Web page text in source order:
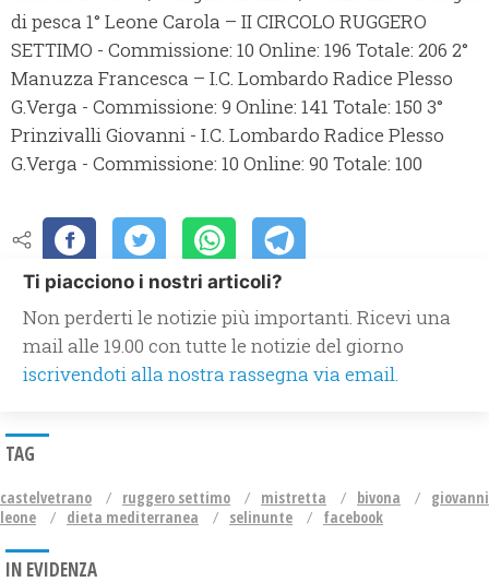
di pesca 1° Leone Carola – II CIRCOLO RUGGERO
SETTIMO - Commissione: 10 Online: 196 Totale: 206 2°
Manuzza Francesca – I.C. Lombardo Radice Plesso
G.Verga - Commissione: 9 Online: 141 Totale: 150 3°
Prinzivalli Giovanni - I.C. Lombardo Radice Plesso
G.Verga - Commissione: 10 Online: 90 Totale: 100
Ti piacciono i nostri articoli?
Non perderti le notizie più importanti. Ricevi una
mail alle 19.00 con tutte le notizie del giorno
iscrivendoti alla nostra rassegna via email.
TAG
castelvetrano ruggero settimo mistretta bivona
giovanni
leone
dieta mediterranea selinunte facebook
IN EVIDENZA